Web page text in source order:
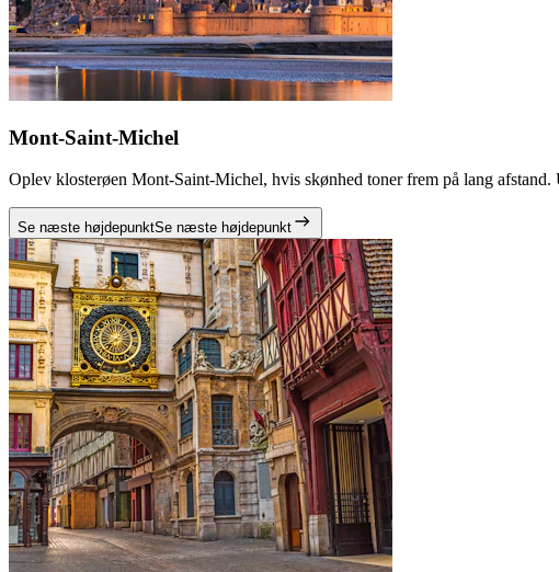
Mont-Saint-Michel
Oplev klosterøen Mont-Saint-Michel, hvis skønhed toner frem på lang
Se næste højdepunktSe næste højdepunkt